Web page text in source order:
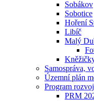
Sobákov
Sobotice
Hoření
Libíč
Malý
Samospráva,
Územní plán
Program
PRM